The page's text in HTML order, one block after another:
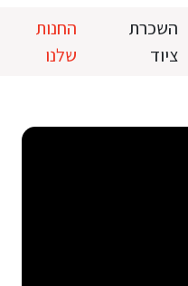
השכרת
ציוד
החנות
שלנו